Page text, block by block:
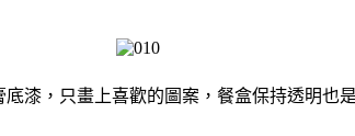
漆，只畫上喜歡的圖案，餐盒保持透明也